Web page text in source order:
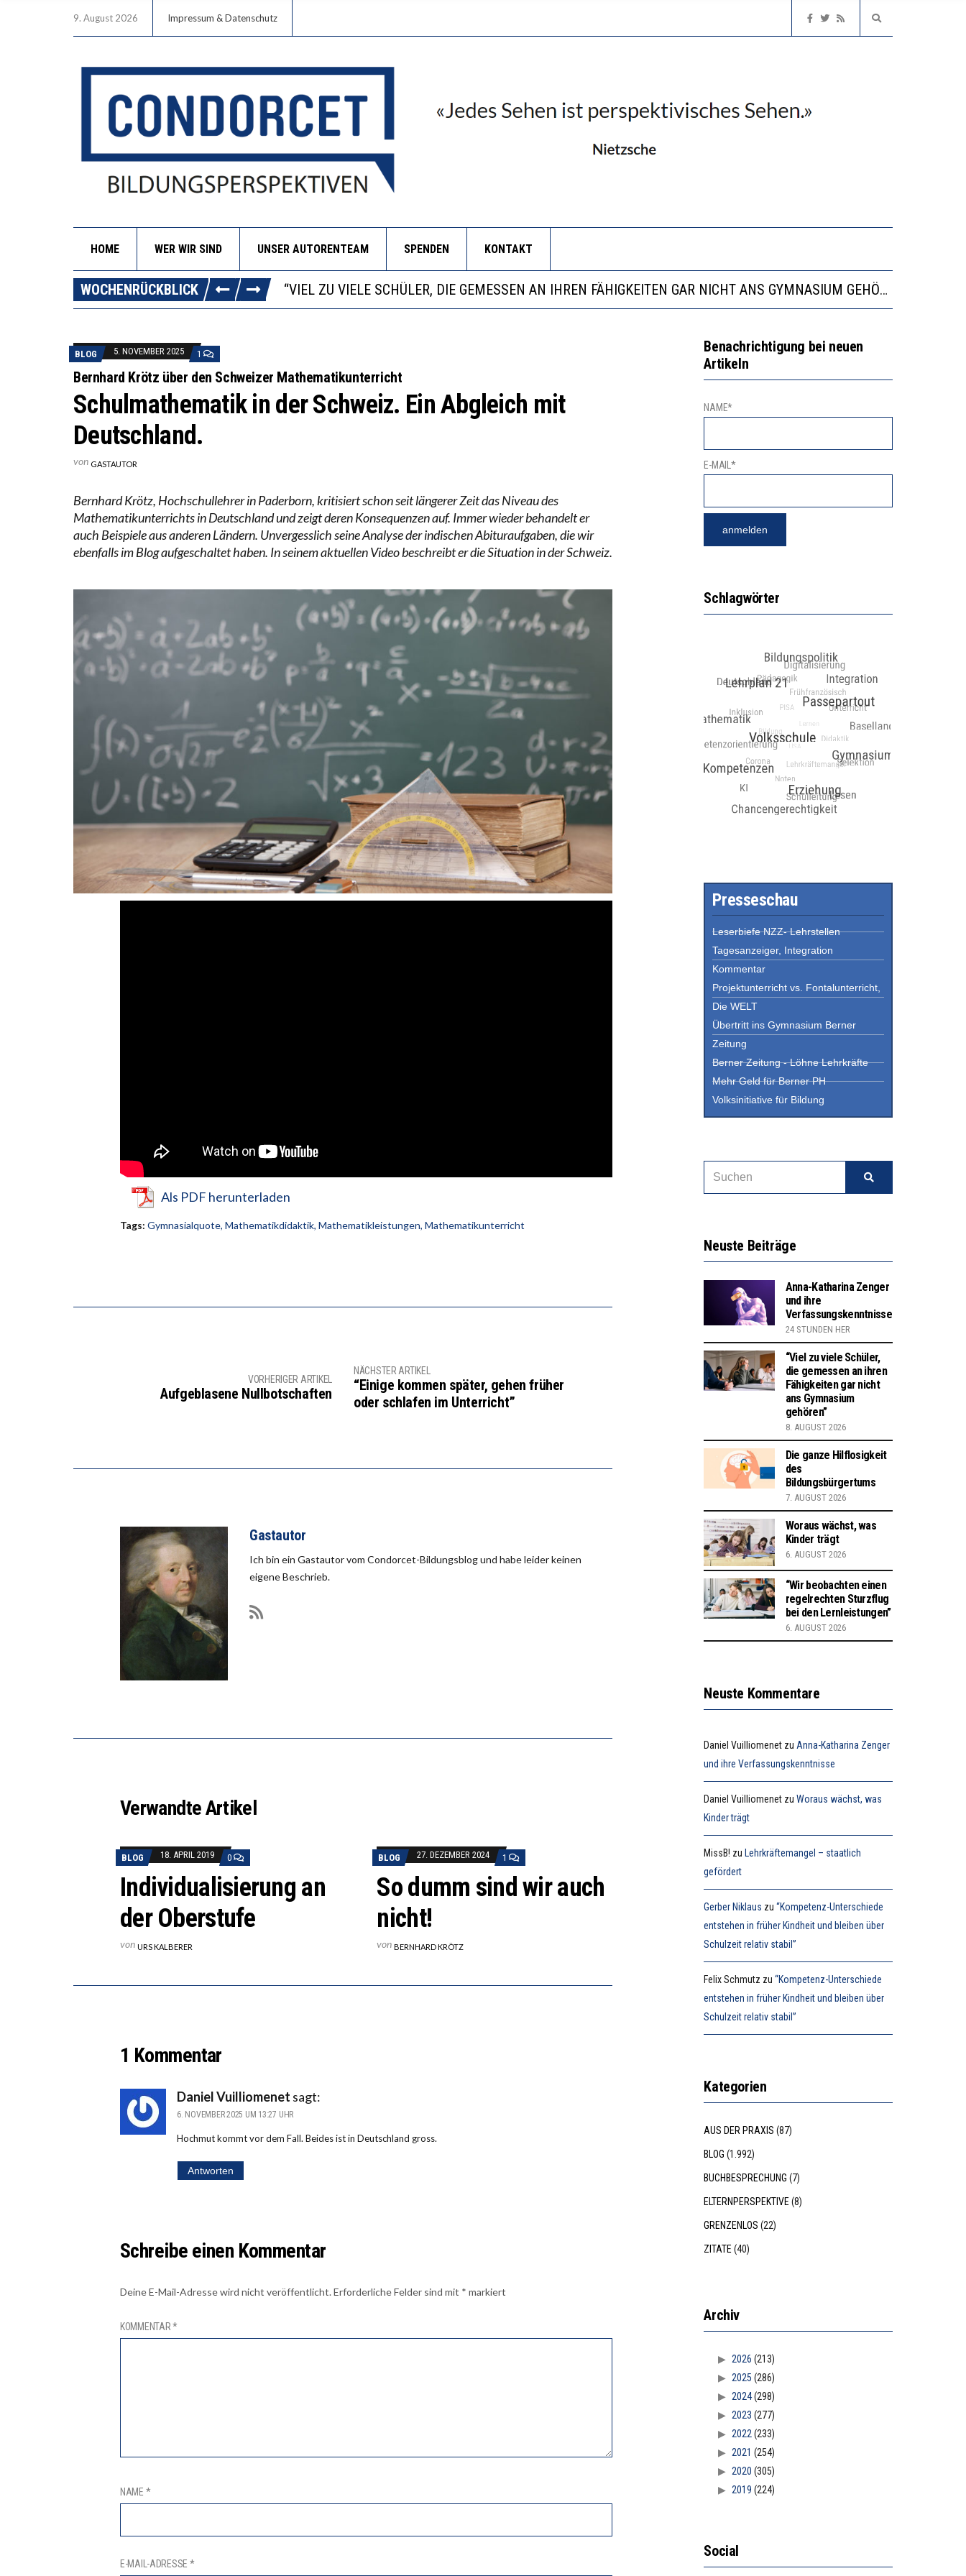
9. August 2026 Impressum & Datenschutz
HOME WER WIR SIND UNSER AUTORENTEAM SPENDEN KONTAKT
WOCHENRÜCKBLICK
“WIR BEOBACHTEN EINEN REGELRECHTEN STURZFLUG BEI DEN LERNLEISTUNGEN”
ANNA-KATHARINA ZENGER UND IHRE VERFASSUNGSKENNTNISSE
“VIEL ZU VIELE SCHÜLER, DIE GEMESSEN AN IHREN FÄHIGKEITEN GAR NICHT ANS GYMNASIUM GEHÖREN”
DIE GANZE HILFLOSIGKEIT DES BILDUNGSBÜRGERTUMS
“WIR BEOBACHTEN EINEN REGELRECHTEN STURZFLUG BEI DEN LERNLEISTUNGEN”
BLOG 5. NOVEMBER 2025 1
Bernhard Krötz über den Schweizer Mathematikunterricht
Schulmathematik in der Schweiz. Ein Abgleich mit
Deutschland.
von GASTAUTOR
Bernhard Krötz, Hochschullehrer in Paderborn, kritisiert schon seit längerer Zeit das Niveau des
Mathematikunterrichts in Deutschland und zeigt deren Konsequenzen auf. Immer wieder behandelt er
auch Beispiele aus anderen Ländern. Unvergesslich seine Analyse der indischen Abituraufgaben, die wir
ebenfalls im Blog aufgeschaltet haben. In seinem aktuellen Video beschreibt er die Situation in der Schweiz.
Als PDF herunterladen
Tags: Gymnasialquote, Mathematikdidaktik, Mathematikleistungen, Mathematikunterricht
VORHERIGER ARTIKEL
Aufgeblasene Nullbotschaften
NÄCHSTER ARTIKEL
“Einige kommen später, gehen früher
oder schlafen im Unterricht”
Gastautor
Ich bin ein Gastautor vom Condorcet-Bildungsblog und habe leider keinen
eigene Beschrieb.
Verwandte Artikel
BLOG 18. APRIL 2019 0
Individualisierung an
der Oberstufe
von URS KALBERER
BLOG 27. DEZEMBER 2024 1
So dumm sind wir auch
nicht!
von BERNHARD KRÖTZ
1 Kommentar
Daniel Vuilliomenet sagt:
6. NOVEMBER 2025 UM 13:27 UHR
Hochmut kommt vor dem Fall. Beides ist in Deutschland gross.
Antworten
Schreibe einen Kommentar
Deine E-Mail-Adresse wird nicht veröffentlicht.Erforderliche Felder sind mit * markiert
KOMMENTAR*
NAME *
E-MAIL-ADRESSE *
Benachrichtigung bei neuen
Artikeln
NAME*
E-MAIL*
Schlagwörter
Presseschau
Leserbiefe NZZ- Lehrstellen
Tagesanzeiger, Integration
Kommentar
Projektunterricht vs. Fontalunterricht,
Die WELT
Übertritt ins Gymnasium Berner
Zeitung
Berner Zeitung - Löhne Lehrkräfte
Mehr Geld für Berner PH
Volksinitiative für Bildung
Neuste Beiträge
Anna-Katharina Zenger
und ihre
Verfassungskenntnisse
24 STUNDEN HER
“Viel zu viele Schüler,
die gemessen an ihren
Fähigkeiten gar nicht
ans Gymnasium
gehören”
8. AUGUST 2026
Die ganze Hilflosigkeit
des
Bildungsbürgertums
7. AUGUST 2026
Woraus wächst, was
Kinder trägt
6. AUGUST 2026
“Wir beobachten einen
regelrechten Sturzflug
bei den Lernleistungen”
6. AUGUST 2026
Neuste Kommentare
Daniel Vuilliomenet zuAnna-Katharina Zenger
und ihre Verfassungskenntnisse
Daniel Vuilliomenet zuWoraus wächst, was
Kinder trägt
MissB! zu Lehrkräftemangel – staatlich
gefördert
Gerber Niklaus zu“Kompetenz-Unterschiede
entstehen in früher Kindheit und bleiben über
Schulzeit relativ stabil”
Felix Schmutz zu“Kompetenz-Unterschiede
entstehen in früher Kindheit und bleiben über
Schulzeit relativ stabil”
Kategorien
AUS DER PRAXIS (87)
BLOG (1.992)
BUCHBESPRECHUNG (7)
ELTERNPERSPEKTIVE(8)
GRENZENLOS (22)
ZITATE(40)
Archiv
2026 (213)
2025 (286)
2024(298)
2023 (277)
2022(233)
2021 (254)
2020 (305)
2019 (224)
Social